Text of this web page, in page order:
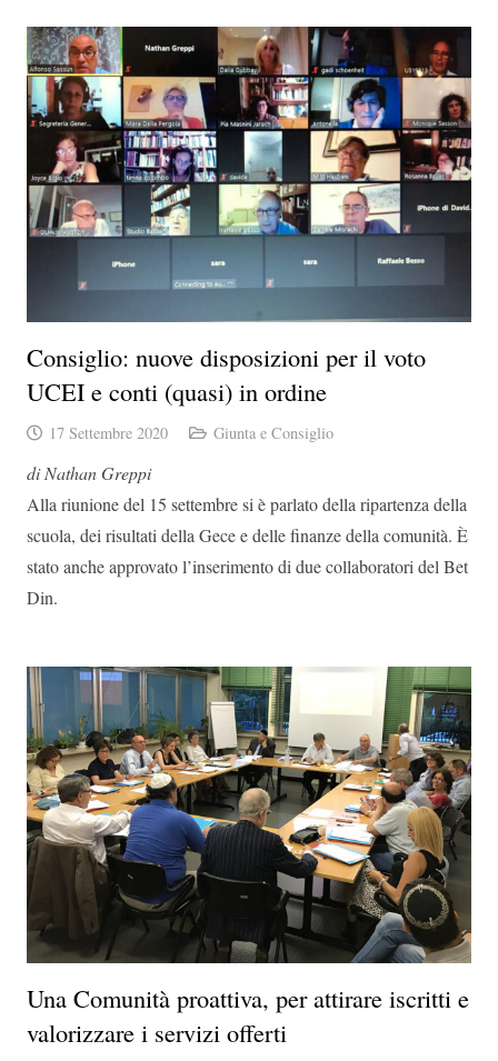
Consiglio: nuove disposizioni per il voto
UCEI e conti (quasi) in ordine
17 Settembre 2020 Giunta e Consiglio
di Nathan Greppi
Alla riunione del 15 settembre si è parlato della ripartenza della
scuola, dei risultati della Gece e delle finanze della comunità. È
stato anche approvato l’inserimento di due collaboratori del Bet
Din.
Una Comunità proattiva, per attirare iscritti e
valorizzare i servizi offerti